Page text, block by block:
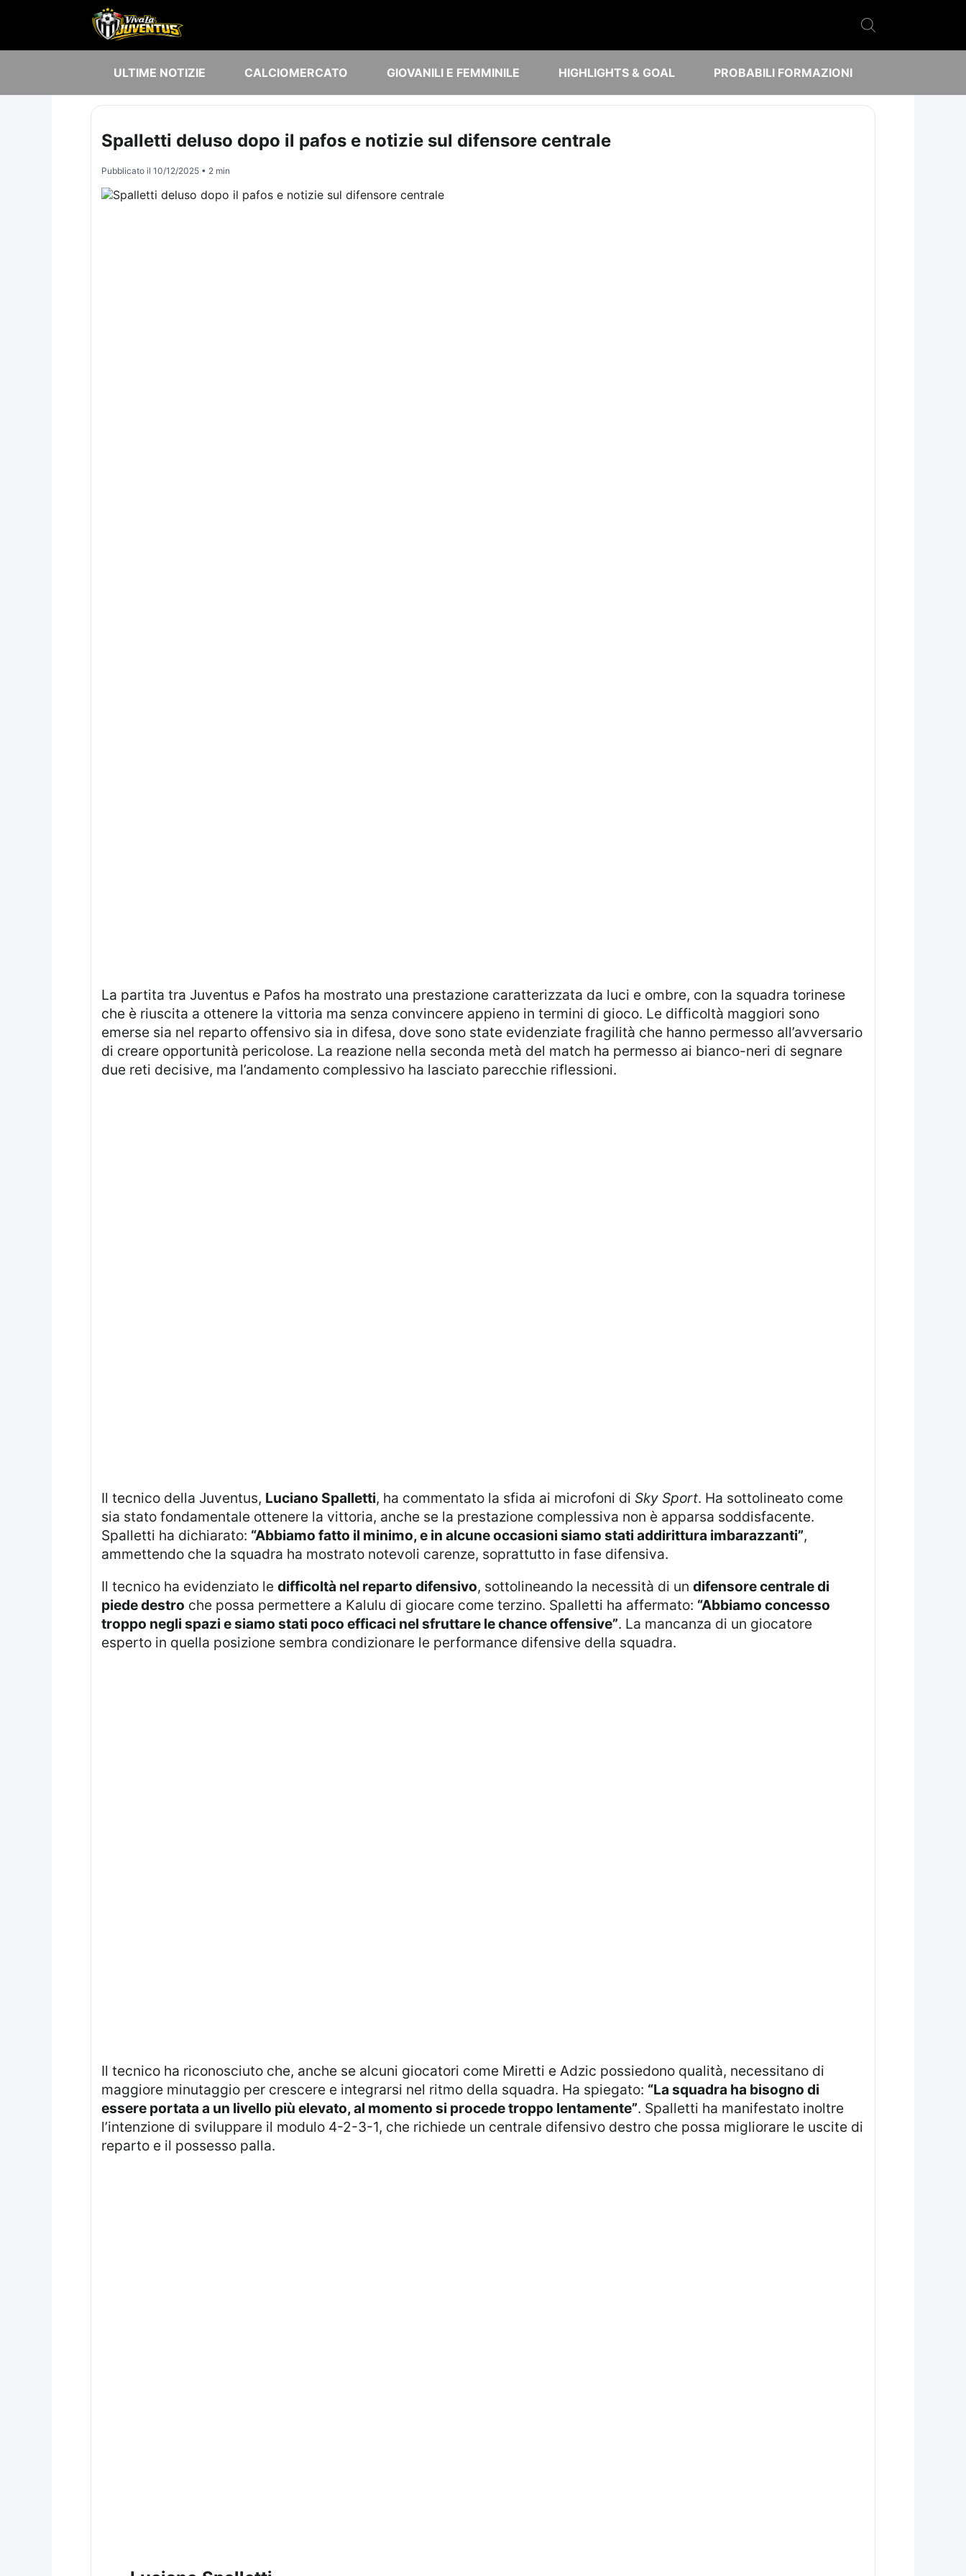
ULTIME NOTIZIE CALCIOMERCATO GIOVANILI E FEMMINILE HIGHLIGHTS & GOAL PROBABILI FORMAZIONI
Spalletti deluso dopo il pafos e notizie sul difensore centrale
Pubblicato il 10/12/2025• 2 min
La partita tra Juventus e Pafos ha mostrato una prestazione caratterizzata da luci e ombre, con la squadra torinese
che è riuscita a ottenere la vittoria ma senza convincere appieno in termini di gioco. Le difficoltà maggiori sono
emerse sia nel reparto offensivo sia in difesa, dove sono state evidenziate fragilità che hanno permesso all’avversario
di creare opportunità pericolose. La reazione nella seconda metà del match ha permesso ai bianco-neri di segnare
due reti decisive, ma l’andamento complessivo ha lasciato parecchie riflessioni.
Il tecnico della Juventus, Luciano Spalletti, ha commentato la sfida ai microfoni di Sky Sport. Ha sottolineato come
sia stato fondamentale ottenere la vittoria, anche se la prestazione complessiva non è apparsa soddisfacente.
Spalletti ha dichiarato: “Abbiamo fatto il minimo, e in alcune occasioni siamo stati addirittura imbarazzanti”,
ammettendo che la squadra ha mostrato notevoli carenze, soprattutto in fase difensiva.
Il tecnico ha evidenziato le difficoltà nel reparto difensivo, sottolineando la necessità di un difensore centrale di
piede destro che possa permettere a Kalulu di giocare come terzino. Spalletti ha affermato: “Abbiamo concesso
troppo negli spazi e siamo stati poco efficaci nel sfruttare le chance offensive”. La mancanza di un giocatore
esperto in quella posizione sembra condizionare le performance difensive della squadra.
Il tecnico ha riconosciuto che, anche se alcuni giocatori come Miretti e Adzic possiedono qualità, necessitano di
maggiore minutaggio per crescere e integrarsi nel ritmo della squadra. Ha spiegato: “La squadra ha bisogno di
essere portata a un livello più elevato, al momento si procede troppo lentamente”. Spalletti ha manifestato inoltre
l’intenzione di sviluppare il modulo 4-2-3-1, che richiede un centrale difensivo destro che possa migliorare le uscite di
reparto e il possesso palla.